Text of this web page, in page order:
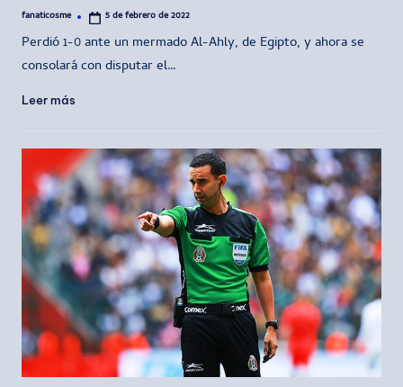
Publicado
fanaticosme 5 de febrero de 2022
Perdió 1-0 ante un mermado Al-Ahly, de Egipto, y ahora se
consolará con disputar el…
Leer más